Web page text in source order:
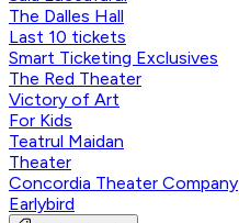
The Dalles Hall
Last 10 tickets
Smart Ticketing Exclusives
The Red Theater
Victory of Art
For Kids
Teatrul Maidan
Theater
Concordia Theater Company
Earlybird